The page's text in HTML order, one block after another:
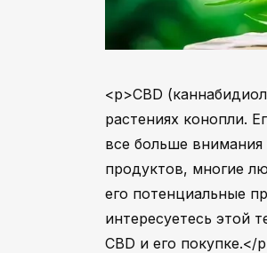
<p>CBD
растениях конопли.
все больше
продуктов, многие
его потенциальные
интересуетесь этой
CBD и его